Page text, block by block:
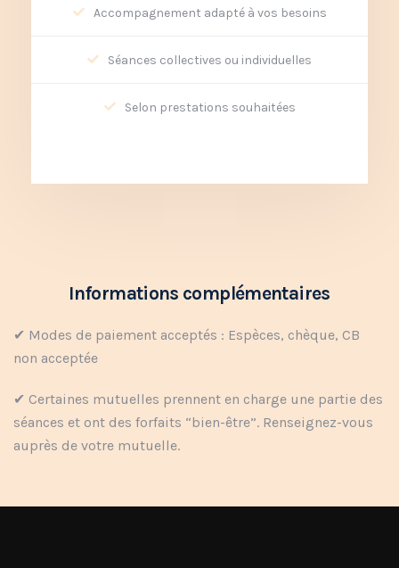
Accompagnement adapté à vos besoins
Séances collectives ou individuelles
Selon prestations souhaitées
Informations complémentaires
✔ Modes de paiement acceptés : Espèces, chèque, CB
non acceptée
✔ Certaines mutuelles prennent en charge une partie des
séances et ont des forfaits “bien-être”.​ Renseignez-vous
auprès de votre mutuelle.